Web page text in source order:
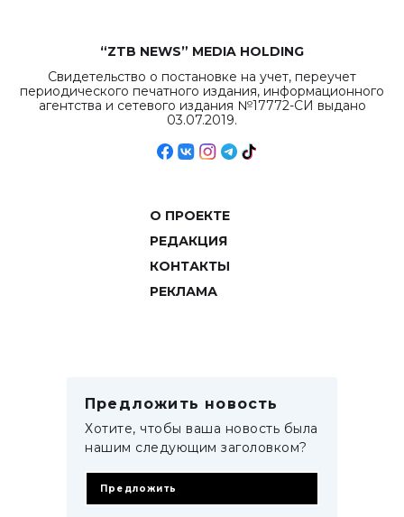
“ZTB NEWS” MEDIA HOLDING
Свидетельство о постановке на учет, переучет
периодического печатного издания, информационного
агентства и сетевого издания №17772-СИ выдано
03.07.2019.
О ПРОЕКТЕ
РЕДАКЦИЯ
КОНТАКТЫ
РЕКЛАМА
Предложить новость
Хотите, чтобы ваша новость была
нашим следующим заголовком?
Предложить